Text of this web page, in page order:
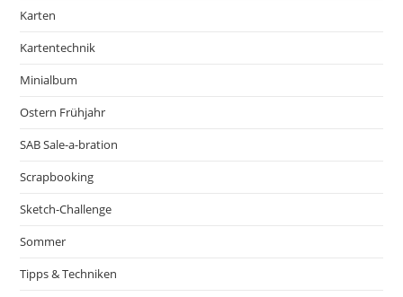
Karten
Kartentechnik
Minialbum
Ostern Frühjahr
SAB Sale-a-bration
Scrapbooking
Sketch-Challenge
Sommer
Tipps & Techniken